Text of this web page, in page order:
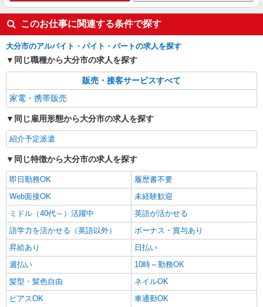
このお仕事に関連する条件で探す
大分市のアルバイト・バイト・パートの求人を探す
同じ職種から大分市の求人を探す
販売・接客サービスすべて
家電・携帯販売
同じ雇用形態から大分市の求人を探す
紹介予定派遣
同じ特徴から大分市の求人を探す
即日勤務OK
履歴書不要
Web面接OK
未経験歓迎
ミドル（40代～）活躍中
英語が活かせる
語学力を活かせる（英語以外）
ボーナス・賞与あり
昇給あり
日払い
週払い
10時～勤務OK
髪型・髪色自由
ネイルOK
ピアスOK
車通勤OK